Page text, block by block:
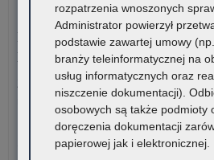
6 sierpnia 2026
Konkurs stypendialny dla romskich
ponadpodstawowych oraz studentów
Związek Romów Polskich ogłasza
romskich uczniów szkół…
rozpatrzenia wnoszonych
Administrator powierzył
podstawie zawartej umowy
branży teleinformatycznej na
usług informatycznych oraz
niszczenie dokumentacji).
osobowych są także podmioty
doręczenia dokumentacji
papierowej jak i elektronicznej.